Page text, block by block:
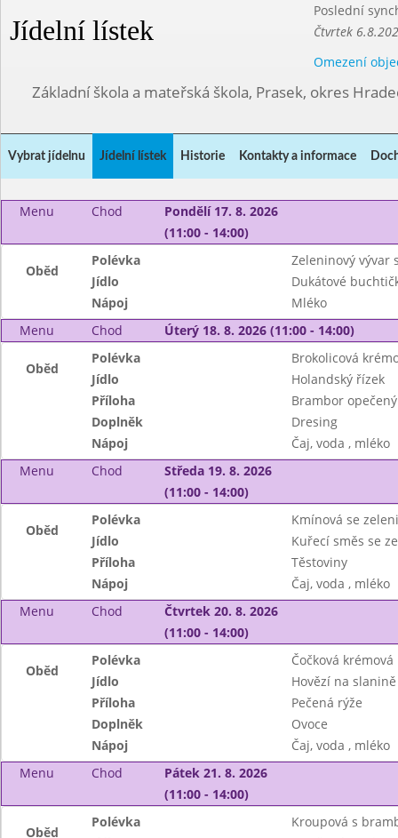
Jídelní lístek
Poslední
Čtvrtek
Omezení
Základní škola a mateřská škola, Prasek, okres
Vybrat jídelnu Jídelní lístek Historie Kontakty a informace
Menu Chod
Pondělí 17. 8. 2026
(11:00 - 14:00)
Oběd
Polévka
Zeleninový vývar
Jídlo
Dukátové
Nápoj
Mléko
Menu
Chod Úterý 18. 8. 2026 (11:00 - 14:00)
Oběd
Polévka
Brokolicová
Jídlo
Holandský řízek
Příloha
Brambor opečený
Doplněk
Dresing
Nápoj
Čaj, voda , mléko
Menu
Chod
Středa 19. 8. 2026
(11:00 - 14:00)
Oběd
Polévka
Kmínová se
Jídlo
Kuřecí směs se
Příloha
Těstoviny
Nápoj
Čaj, voda , mléko
Menu
Chod
Čtvrtek 20. 8. 2026
(11:00 - 14:00)
Oběd
Polévka
Čočková krémová
Jídlo
Hovězí na slanině
Příloha
Pečená rýže
Doplněk
Ovoce
Nápoj
Čaj, voda , mléko
Menu
Chod
Pátek 21. 8. 2026
(11:00 - 14:00)
Oběd
Polévka
Kroupová s